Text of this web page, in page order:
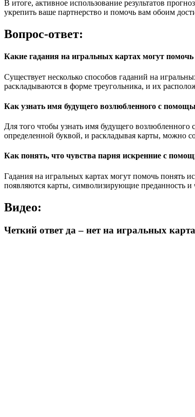
В итоге, активное использование результатов
укрепить ваше партнерство и помочь вам обоим
Вопрос-ответ:
Какие гадания на игральных картах могут помочь
Существует несколько способов гаданий на
раскладываются в форме треугольника, и их
Как узнать имя будущего возлюбленного с
Для того чтобы узнать имя будущего
определенной буквой, и раскладывая карты, можно
Как понять, что чувства парня искренние с
Гадания на игральных картах могут помочь понять
появляются карты, символизирующие преданность и
Видео:
Четкий ответ да – нет на игральных